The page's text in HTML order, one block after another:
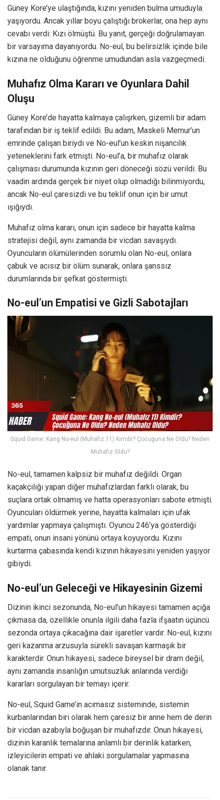
Güney Kore’ye ulaştığında, kızını yeniden bulma umuduyla
yaşıyordu. Ancak yıllar boyu çalıştığı brokerlar, ona hep aynı
cevabı verdi: Kızı ölmüştü. Bu yanıt, gerçeği doğrulamayan
bir varsayıma dayanıyordu. No-eul, bu belirsizlik içinde bile
kızına ne olduğunu öğrenme umudundan asla vazgeçmedi.
Muhafız Olma Kararı ve Oyunlara Dahil
Oluşu
Güney Kore’de hayatta kalmaya çalışrken, gizemli bir adam
tarafından bir iş teklif edildi. Bu adam, Maskeli Memur’un
emrinde çalışan biriydi ve No-eul’un keskin nişancılık
yeteneklerini fark etmişti. No-eul’a, bir muhafız olarak
çalışması durumunda kızının geri döneceği sözü verildi. Bu
vaadin ardında gerçek bir niyet olup olmadığı bilinmiyordu,
ancak No-eul çaresizdi ve bu teklif onun için bir umut
ışığıydı.
Muhafız olma kararı, onun için sadece bir hayatta kalma
stratejisi değil, aynı zamanda bir vicdan savaşıydı.
Oyuncuların ölümülerinden sorumlu olan No-eul, onlara
çabuk ve acısız bir ölüm sunarak, onlara şanssız
durumlarında bir şefkat göstermişti.
No-eul’un Empatisi ve Gizli Sabotajları
Squid Game: Kang No-eul (Muhafız 11) Kimdir? Çocuğuna Ne Oldu? Neden
Muhafız Oldu?
No-eul, tamamen kalpsiz bir muhafız değildi. Organ
kaçakçılığı yapan diğer muhafızlardan farklı olarak, bu
suçlara ortak olmamış ve hatta operasyonları sabote etmişti.
Oyuncuları öldürmek yerine, hayatta kalmaları için ufak
yardımlar yapmaya çalışmıştı. Oyuncu 246’ya gösterdiği
empati, onun insani yönünü ortaya koyuyordu. Kızını
kurtarma çabasında kendi kızının hikayesini yeniden yaşıyor
gibiydi.
No-eul’un Geleceği ve Hikayesinin Gizemi
Dizinin ikinci sezonunda, No-eul’un hikayesi tamamen açığa
çıkmasa da, özellikle onunla ilgili daha fazla ifşaatın üçüncü
sezonda ortaya çıkacağına dair işaretler vardır. No-eul, kızını
geri kazanma arzusuyla sürekli savaşan karmaşık bir
karakterdir. Onun hikayesi, sadece bireysel bir dram değil,
aynı zamanda insanlığın umutsuzluk anlarında verdiği
kararları sorgulayan bir temayı içerir.
No-eul, Squid Game’in acımasız sisteminde, sistemin
kurbanlarından biri olarak hem çaresiz bir anne hem de derin
bir vicdan azabıyla boğuşan bir muhafızdır. Onun hikayesi,
dizinin karanlık temalarına anlamlı bir derinlik katarken,
izleyicilerin empati ve ahlaki sorgulamalar yapmasına
olanak tanır.